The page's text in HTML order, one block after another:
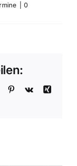
0
Tumblr Pinterest
Vk
Xing